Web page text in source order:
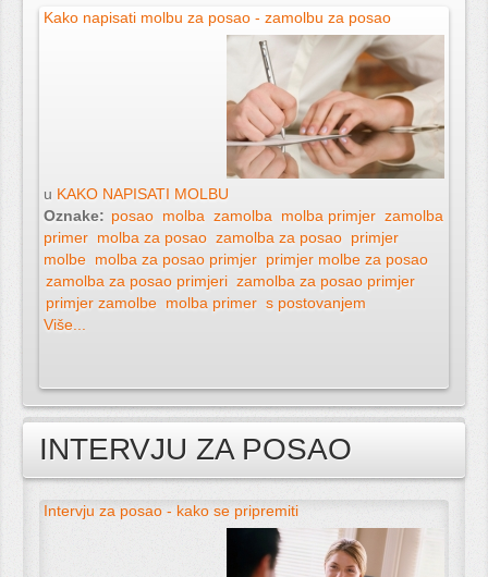
Kako napisati molbu za posao - zamolbu za posao
u KAKO NAPISATI MOLBU
Oznake: posao molba zamolba molba primjer zamolba
primer molba za posao zamolba za posao primjer
molbe molba za posao primjer primjer molbe za posao
zamolba za posao primjeri zamolba za posao primjer
primjer zamolbe molba primer s postovanjem
Više...
INTERVJU ZA POSAO
Intervju za posao - kako se pripremiti